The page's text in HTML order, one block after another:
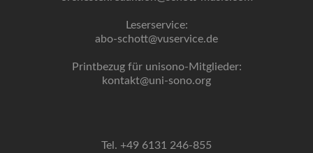
Leserservice:
abo-schott@vuservice.de
Printbezug für unisono-Mitglieder:
kontakt@uni-sono.org
Tel. +49 6131 246-855